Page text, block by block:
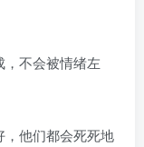
不会被情绪左
他们都会死死地